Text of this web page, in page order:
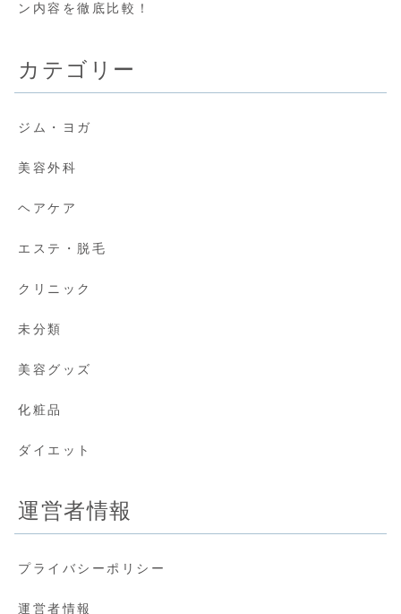
ン内容を徹底比較！
カテゴリー
ジム・ヨガ
美容外科
ヘアケア
エステ・脱毛
クリニック
未分類
美容グッズ
化粧品
ダイエット
運営者情報
プライバシーポリシー
運営者情報